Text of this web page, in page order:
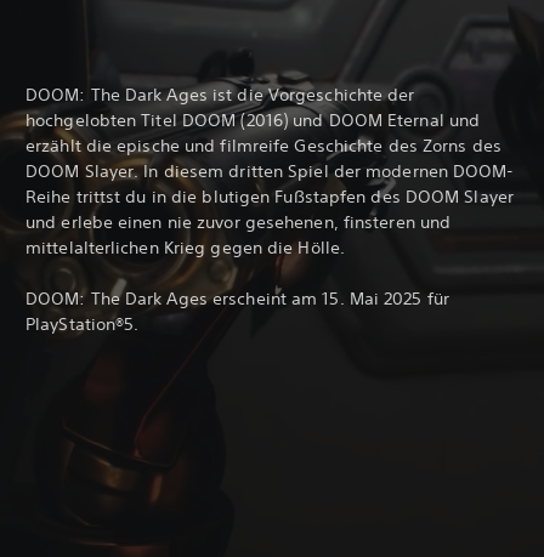
DOOM: The Dark Ages ist die Vorgeschichte der
hochgelobten Titel DOOM (2016) und DOOM Eternal und
erzählt die epische und filmreife Geschichte des Zorns des
DOOM Slayer. In diesem dritten Spiel der modernen DOOM-
Reihe trittst du in die blutigen Fußstapfen des DOOM Slayer
und erlebe einen nie zuvor gesehenen, finsteren und
mittelalterlichen Krieg gegen die Hölle.
DOOM: The Dark Ages erscheint am 15. Mai 2025 für
PlayStation®5.